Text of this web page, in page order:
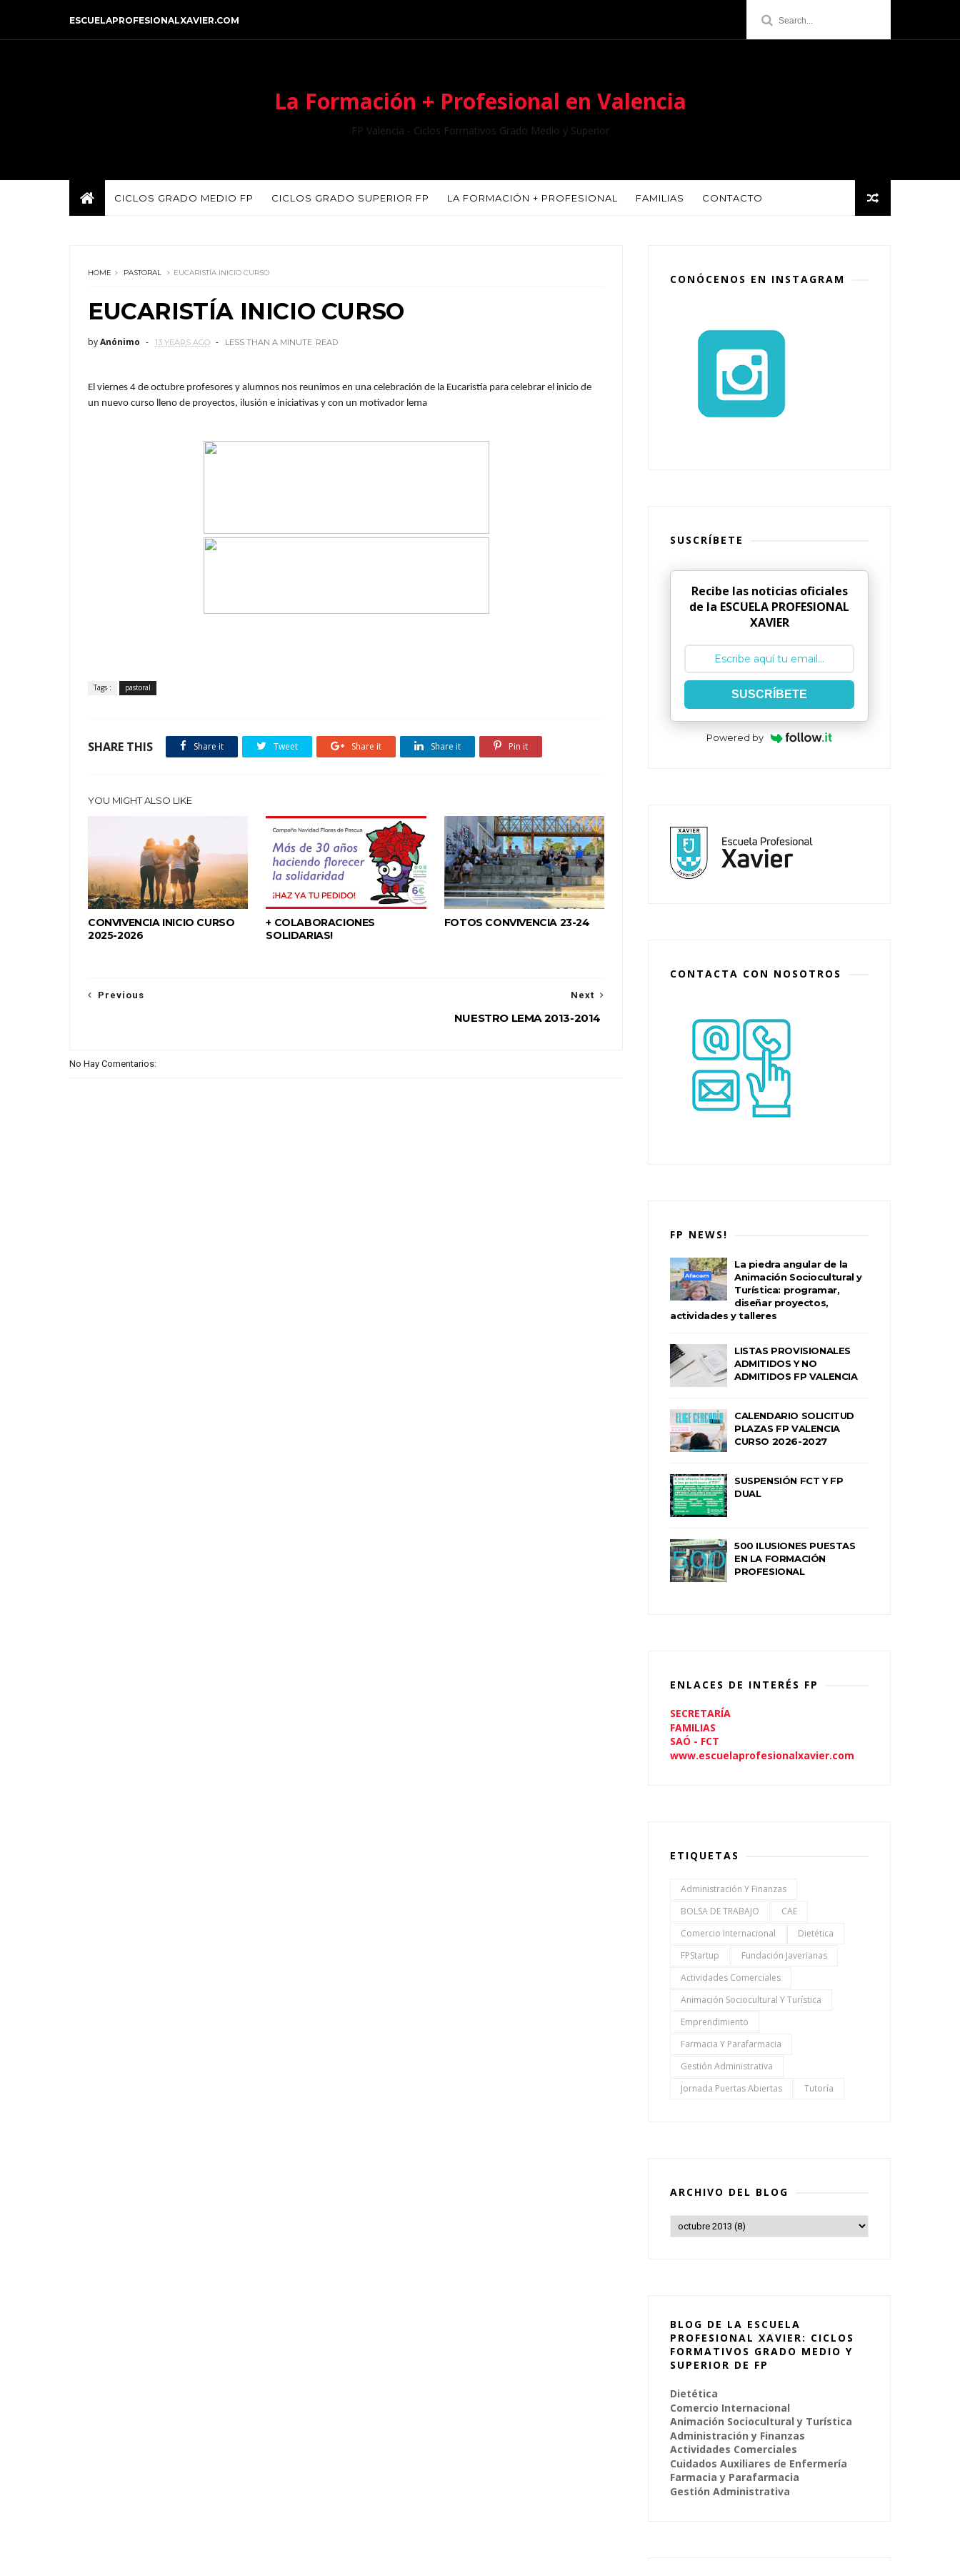
ESCUELAPROFESIONALXAVIER.COM
La Formación + Profesional en Valencia
FP Valencia - Ciclos Formativos Grado Medio y Superior
CICLOS GRADO MEDIO FP CICLOS GRADO SUPERIOR FP LA FORMACIÓN + PROFESIONAL FAMILIAS CONTACTO
HOME PASTORAL EUCARISTÍA INICIO CURSO
EUCARISTÍA INICIO CURSO
byAnónimo 13 YEARS AGO LESS THAN A MINUTE READ
El viernes 4 de octubre profesores y alumnos nos reunimos en una celebración de la Eucaristía para celebrar el inicio de
un nuevo curso lleno de proyectos, ilusión e iniciativas y con un motivador lema
Tags : pastoral
SHARE THIS Share it Tweet Share it Share it Pin it
YOU MIGHT ALSO LIKE
CONVIVENCIA INICIO CURSO
2025-2026
+ COLABORACIONES
SOLIDARIAS!
FOTOS CONVIVENCIA 23-24
Next
NUESTRO LEMA 2013-2014
Previous
No Hay Comentarios:
CONÓCENOS EN INSTAGRAM
SUSCRÍBETE
Recibe las noticias oficiales
de la ESCUELA PROFESIONAL
XAVIER
SUSCRÍBETE
Powered by
CONTACTA CON NOSOTROS
FP NEWS!
La piedra angular de la
Animación Sociocultural y
Turística: programar,
diseñar proyectos,
actividades y talleres
LISTAS PROVISIONALES
ADMITIDOS Y NO
ADMITIDOS FP VALENCIA
CALENDARIO SOLICITUD
PLAZAS FP VALENCIA
CURSO 2026-2027
SUSPENSIÓN FCT Y FP
DUAL
500 ILUSIONES PUESTAS
EN LA FORMACIÓN
PROFESIONAL
ENLACES DE INTERÉS FP
SECRETARÍA
FAMILIAS
SAÓ - FCT
www.escuelaprofesionalxavier.com
ETIQUETAS
Administración Y Finanzas
BOLSA DE TRABAJO
CAE
Comercio Internacional
Dietética
FPStartup
Fundación Javerianas
Actividades Comerciales
Animación Sociocultural Y Turística
Emprendimiento
Farmacia Y Parafarmacia
Gestión Administrativa
Jornada Puertas Abiertas
Tutoría
ARCHIVO DEL BLOG
BLOG DE LA ESCUELA
PROFESIONAL XAVIER: CICLOS
FORMATIVOS GRADO MEDIO Y
SUPERIOR DE FP
Dietética
Comercio Internacional
Animación Sociocultural y Turística
Administración y Finanzas
Actividades Comerciales
Cuidados Auxiliares de Enfermería
Farmacia y Parafarmacia
Gestión Administrativa